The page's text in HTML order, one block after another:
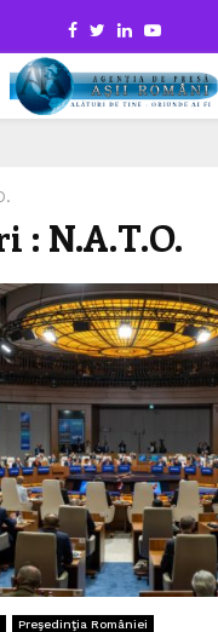
Facebook
TwitterLinkedinYoutube
: N.A.T.O.
Preşedinţia României